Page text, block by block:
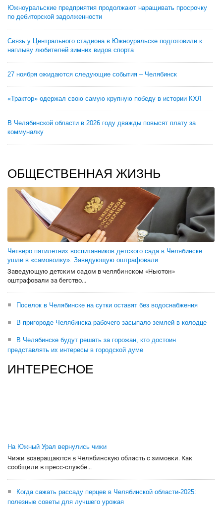
Южноуральские предприятия продолжают наращивать просрочку
по дебиторской задолженности
Связь у Центрального стадиона в Южноуральске подготовили к
наплыву любителей зимних видов спорта
27 ноября ожидаются следующие события – Челябинск
«Трактор» одержал свою самую крупную победу в истории КХЛ
В Челябинской области в 2026 году дважды повысят плату за
коммуналку
ОБЩЕСТВЕННАЯ ЖИЗНЬ
Четверо пятилетних воспитанников детского сада в Челябинске
ушли в «самоволку». Заведующую оштрафовали
Заведующую детским садом в челябинском «Ньютон»
оштрафовали за бегство...
Поселок в Челябинске на сутки оставят без водоснабжения
В пригороде Челябинска рабочего засыпало землей в колодце
В Челябинске будут решать за горожан, кто достоин
представлять их интересы в городской думе
ИНТЕРЕСНОЕ
На Южный Урал вернулись чижи
Чижи возвращаются в Челябинскую область с зимовки. Как
сообщили в пресс-службе...
Когда сажать рассаду перцев в Челябинской области-2025:
полезные советы для лучшего урожая